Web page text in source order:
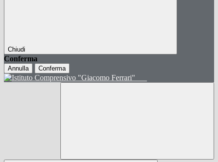
Chiudi
Conferma
Annulla Conferma